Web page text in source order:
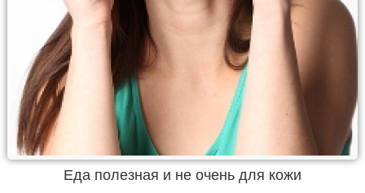
Еда полезная и не очень для кожи